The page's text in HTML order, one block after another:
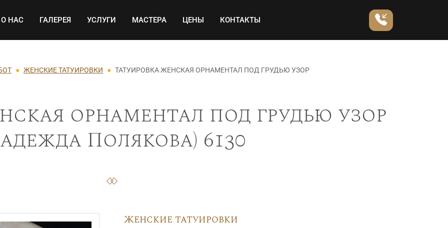
навигация
О НАС ГАЛЕРЕЯ УСЛУГИ МАСТЕРА ЦЕНЫ КОНТАКТЫ
ЖЕНСКИЕ ТАТУИРОВКИ ТАТУИРОВКА ЖЕНСКАЯ ОРНАМЕНТАЛ ПОД ГРУДЬЮ УЗОР
орнаментал под грудью узор
Полякова) 6130
Женские татуировки